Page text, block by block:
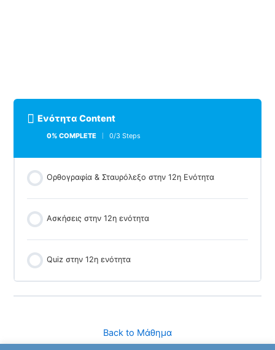
Ενότητα Content
0% COMPLETE 0/3 Steps
Ορθογραφία & Σταυρόλεξο στην 12η Ενότητα
Ασκήσεις στην 12η ενότητα
Quiz στην 12η ενότητα
Back to Μάθημα